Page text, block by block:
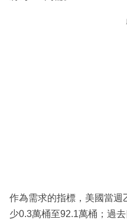
作為需求的指標，美國當
少0.3萬桶至92.1萬桶；過